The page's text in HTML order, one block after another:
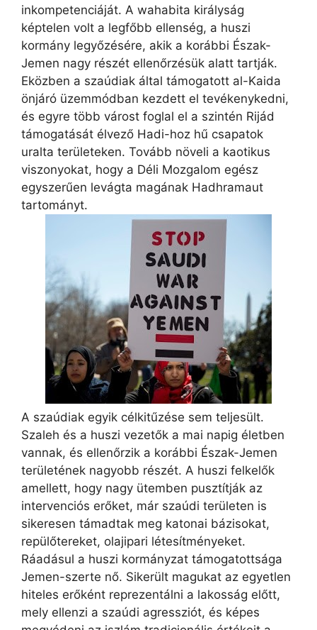
inkompetenciáját. A wahabita királyság
képtelen volt a legfőbb ellenség, a huszi
kormány legyőzésére, akik a korábbi Észak-
Jemen nagy részét ellenőrzésük alatt tartják.
Eközben a szaúdiak által támogatott al-Kaida
önjáró üzemmódban kezdett el tevékenykedni,
és egyre több várost foglal el a szintén Rijád
támogatását élvező Hadi-hoz hű csapatok
uralta területeken. Tovább növeli a kaotikus
viszonyokat, hogy a Déli Mozgalom egész
egyszerűen levágta magának Hadhramaut
tartományt.
A szaúdiak egyik célkitűzése sem teljesült.
Szaleh és a huszi vezetők a mai napig életben
vannak, és ellenőrzik a korábbi Észak-Jemen
területének nagyobb részét. A huszi felkelők
amellett, hogy nagy ütemben pusztítják az
intervenciós erőket, már szaúdi területen is
sikeresen támadtak meg katonai bázisokat,
repülőtereket, olajipari létesítményeket.
Ráadásul a huszi kormányzat támogatottsága
Jemen-szerte nő. Sikerült magukat az egyetlen
hiteles erőként reprezentálni a lakosság előtt,
mely ellenzi a szaúdi agressziót, és képes